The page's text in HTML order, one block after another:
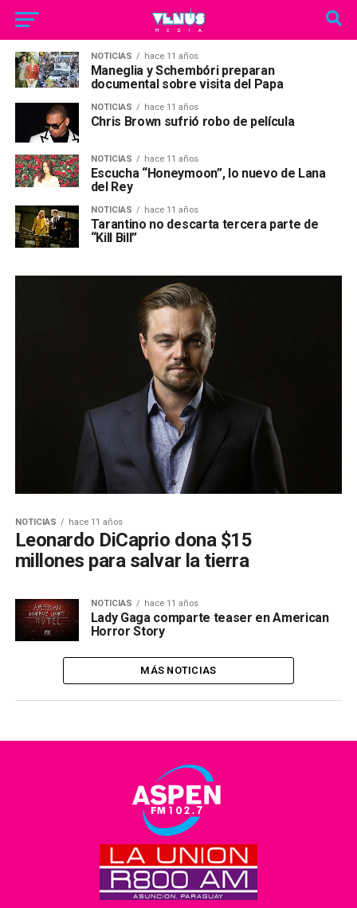
NOTICIAS hace 11 años
Maneglia y Schembóri preparan
documental sobre visita del Papa
NOTICIAS hace 11 años
Chris Brown sufrió robo de película
NOTICIAS hace 11 años
Escucha “Honeymoon”, lo nuevo de Lana
del Rey
NOTICIAS hace 11 años
Tarantino no descarta tercera parte de
“Kill Bill”
NOTICIAS hace 11 años
Leonardo DiCaprio dona $15
millones para salvar la tierra
NOTICIAS hace 11 años
Lady Gaga comparte teaser en American
Horror Story
MÁS NOTICIAS